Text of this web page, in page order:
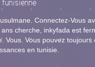
tunisienne
Connectez-Vous
cherche, inkyfada est
Vous. Vous pouvez
en tunisie.